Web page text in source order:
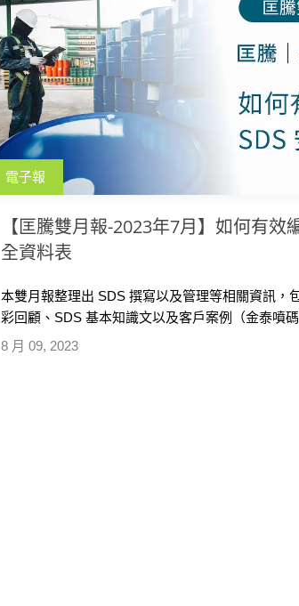
電子報
【匡騰雙月報-2023年7月】如何有效
全資料表
8 月 09, 2023
本雙月報整理出 SDS 撰寫以及管理等相關資訊，
彩回顧、SDS 基本知識文以及客戶案例（金泰噴
月及九月舉辦 SDS 免費線上研討會【進出口化學